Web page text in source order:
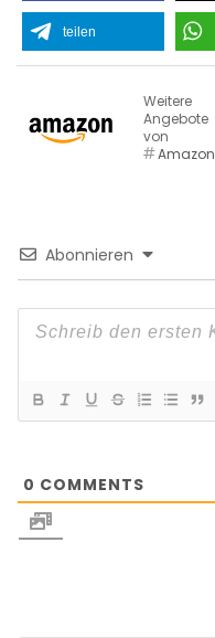
teilen
Weitere
Angebote
von
Amazon
Abonnieren
0 COMMENTS